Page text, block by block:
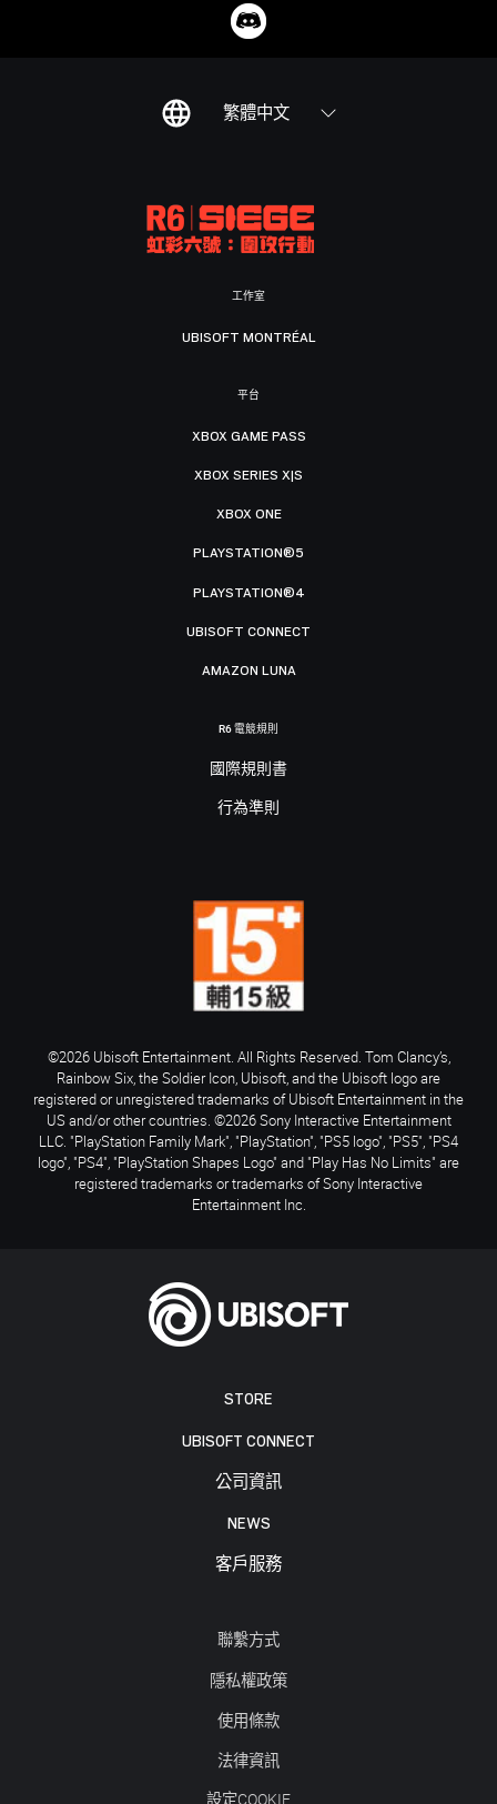
繁體中文
STORE
UBISOFT CONNECT
公司資訊
NEWS
客戶服務
聯繫方式
隱私權政策
使用條款
法律資訊
設定COOKIE
工作室
UBISOFT MONTRÉAL
平台
XBOX GAME PASS
XBOX SERIES X|S
XBOX ONE
PLAYSTATION®5
PLAYSTATION®4
UBISOFT CONNECT
AMAZON LUNA
R6 電競規則
國際規則書
行為準則
©2026 Ubisoft Entertainment. All Rights Reserved. Tom Clancy’s,
Rainbow Six, the Soldier Icon, Ubisoft, and the Ubisoft logo are
registered or unregistered trademarks of Ubisoft Entertainment in the
US and/or other countries. ©2026 Sony Interactive Entertainment
LLC. "PlayStation Family Mark", "PlayStation", "PS5 logo", "PS5", "PS4
logo", "PS4", "PlayStation Shapes Logo" and "Play Has No Limits" are
registered trademarks or trademarks of Sony Interactive
Entertainment Inc.